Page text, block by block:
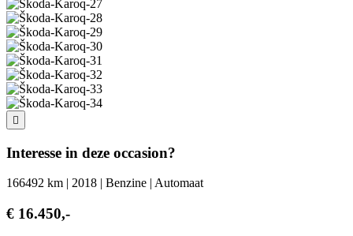
Interesse in deze occasion?
166492 km | 2018 | Benzine | Automaat
€ 16.450,-